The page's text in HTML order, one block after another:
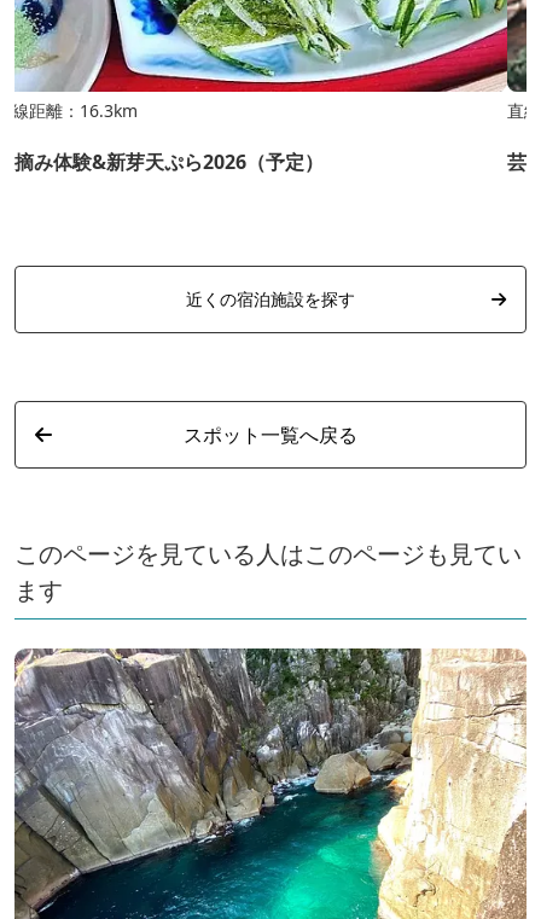
線距離：16.3km
摘み体験&新芽天ぷら2026（予定）
直
芸
近くの宿泊施設を探す
スポット一覧へ戻る
このページを見ている人はこのページも見てい
ます